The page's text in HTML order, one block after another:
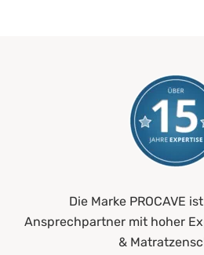
Die Marke PROCAVE
Ansprechpartner mit hoher
&